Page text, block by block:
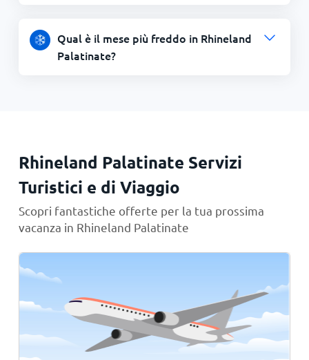
Qual è il mese più freddo in Rhineland
Palatinate?
Rhineland Palatinate Servizi
Turistici e di Viaggio
Scopri fantastiche offerte per la tua prossima
vacanza in Rhineland Palatinate